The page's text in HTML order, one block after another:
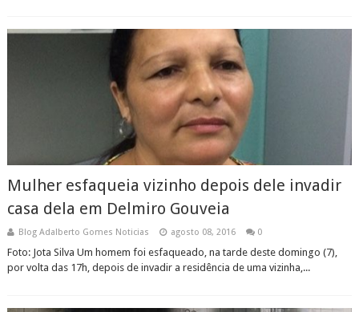
Mulher esfaqueia vizinho depois dele invadir
casa dela em Delmiro Gouveia
Blog Adalberto Gomes Noticias agosto 08, 2016 0
Foto: Jota Silva Um homem foi esfaqueado, na tarde deste domingo (7),
por volta das 17h, depois de invadir a residência de uma vizinha,...